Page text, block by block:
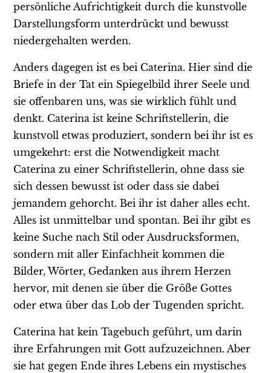
persönliche Aufrichtigkeit durch die kunstvolle
Darstellungsform unterdrückt und bewusst
niedergehalten werden.
Anders dagegen ist es bei Caterina. Hier sind die
Briefe in der Tat ein Spiegelbild ihrer Seele und
sie offenbaren uns, was sie wirklich fühlt und
denkt. Caterina ist keine Schriftstellerin, die
kunstvoll etwas produziert, sondern bei ihr ist es
umgekehrt: erst die Notwendigkeit macht
Caterina zu einer Schriftstellerin, ohne dass sie
sich dessen bewusst ist oder dass sie dabei
jemandem gehorcht. Bei ihr ist daher alles echt.
Alles ist unmittelbar und spontan. Bei ihr gibt es
keine Suche nach Stil oder Ausdrucksformen,
sondern mit aller Einfachheit kommen die
Bilder, Wörter, Gedanken aus ihrem Herzen
hervor, mit denen sie über die Größe Gottes
oder etwa über das Lob der Tugenden spricht.
Caterina hat kein Tagebuch geführt, um darin
ihre Erfahrungen mit Gott aufzuzeichnen. Aber
sie hat gegen Ende ihres Lebens ein mystisches